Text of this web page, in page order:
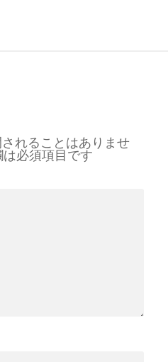
れることはありませ
必須項目です